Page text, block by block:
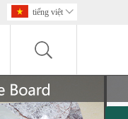
tiếng việt 